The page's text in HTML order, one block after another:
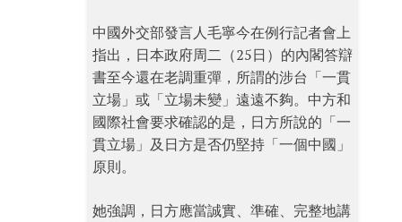
中國外交部發言人毛寧今在例行記者會上
指出，日本政府周二（25日）的內閣答辯
書至今還在老調重彈，所謂的涉台「一貫
立場」或「立場未變」遠遠不夠。中方和
國際社會要求確認的是，日方所說的「一
貫立場」及日方是否仍堅持「一個中國」
原則。
她強調，日方應當誠實、準確、完整地講